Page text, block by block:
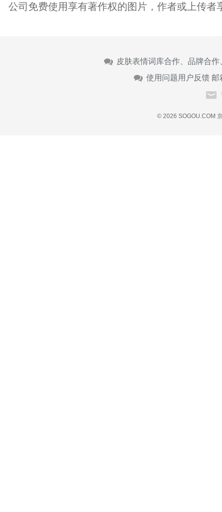
公司免费使用享有著作权的图片，作者或上传者
皮肤表情词库合作、品牌合
使用问题用户反馈 邮
© 2026 SOGOU.COM